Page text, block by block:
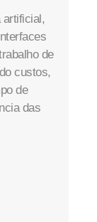
artificial,
de
custos,
de
das